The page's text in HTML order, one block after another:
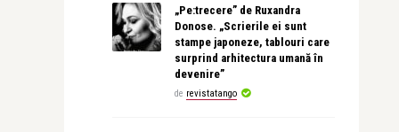
„Pe:trecere” de Ruxandra
Donose. „Scrierile ei sunt
stampe japoneze, tablouri care
surprind arhitectura umană în
devenire”
de revistatango